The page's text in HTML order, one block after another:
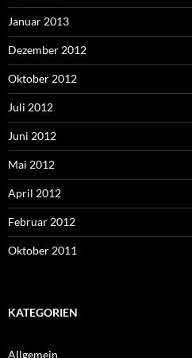
Januar 2013
Dezember 2012
Oktober 2012
Juli 2012
Juni 2012
Mai 2012
April 2012
Februar 2012
Oktober 2011
KATEGORIEN
Allgemein